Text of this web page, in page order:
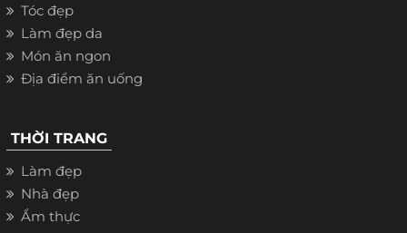
Tóc đẹp
Làm đẹp da
Món ăn ngon
Địa điểm ăn uống
THỜI TRANG
Làm đẹp
Nhà đẹp
Ẩm thực